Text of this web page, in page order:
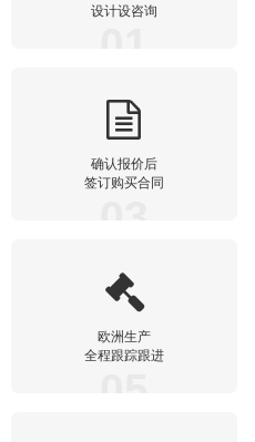
设计设咨询
确认报价后
签订购买合同
欧洲生产
全程跟踪跟进